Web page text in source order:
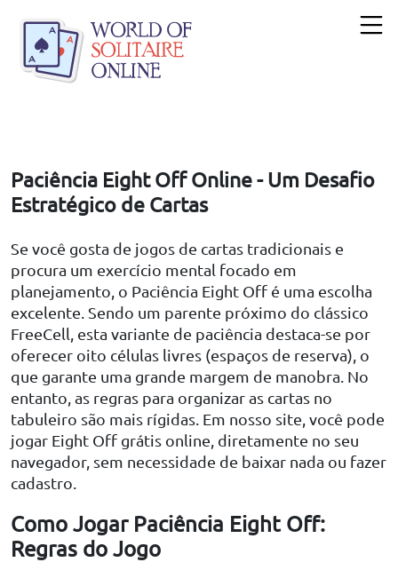
Paciência Eight Off Online - Um Desafio
Estratégico de Cartas
Se você gosta de jogos de cartas tradicionais e
procura um exercício mental focado em
planejamento, o Paciência Eight Off é uma escolha
excelente. Sendo um parente próximo do clássico
FreeCell, esta variante de paciência destaca-se por
oferecer oito células livres (espaços de reserva), o
que garante uma grande margem de manobra. No
entanto, as regras para organizar as cartas no
tabuleiro são mais rígidas. Em nosso site, você pode
jogar Eight Off grátis online, diretamente no seu
navegador, sem necessidade de baixar nada ou fazer
cadastro.
Como Jogar Paciência Eight Off:
Regras do Jogo